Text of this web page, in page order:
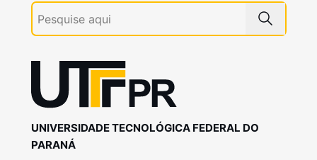
UNIVERSIDADE TECNOLÓGICA FEDERAL DO
PARANÁ